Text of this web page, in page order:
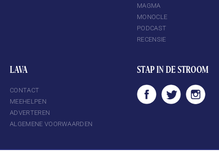
MAGMA
MONOCLE
PODCAST
RECENSIE
LAVA
CONTACT
MEEHELPEN
ADVERTEREN
ALGEMENE VOORWAARDEN
STAP IN DE STROOM